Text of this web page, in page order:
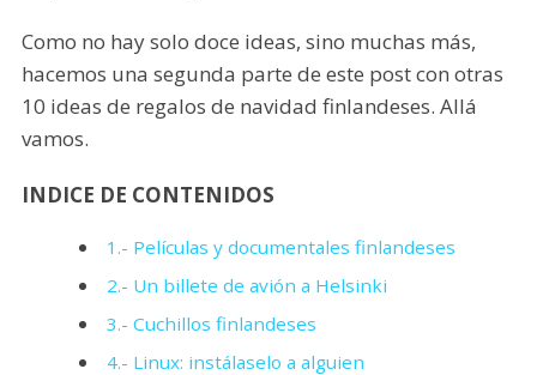
Como no hay solo doce ideas, sino muchas más,
hacemos una segunda parte de este post con otras
10 ideas de regalos de navidad finlandeses. Allá
vamos.
INDICE DE CONTENIDOS
1.- Películas y documentales finlandeses
2.- Un billete de avión a Helsinki
3.- Cuchillos finlandeses
4.- Linux: instálaselo a alguien